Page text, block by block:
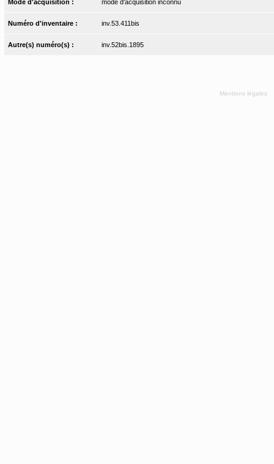
Mode d'acquisition : mode d'acquisition inconnu
Numéro d'inventaire : inv.53.411bis
Autre(s) numéro(s) : inv.52bis.1895
Mentions légales